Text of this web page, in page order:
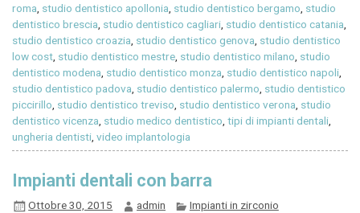
roma studio dentistico apollonia studio dentistico bergamo studio
dentistico brescia studio dentistico cagliari studio dentistico catania
studio dentistico croazia studio dentistico genova studio dentistico
low cost studio dentistico mestre studio dentistico milano studio
dentistico modena studio dentistico monza studio dentistico napoli
studio dentistico padova studio dentistico palermo studio dentistico
piccirillo studio dentistico treviso studio dentistico verona studio
dentistico vicenza studio medico dentistico ,tipi di impianti dentali
ungheria dentisti ,video implantologia
Impianti dentali con barra
Ottobre 30, 2015 admin Impianti in zirconio